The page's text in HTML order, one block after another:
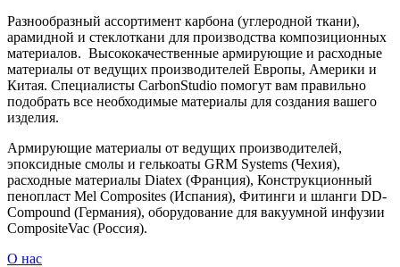
Разнообразный ассортимент карбона (углеродной ткани),
арамидной и стеклоткани для производства композиционных
материалов. Высококачественные армирующие и расходные
материалы от ведущих производителей Европы, Америки и
Китая. Специалисты CarbonStudio помогут вам правильно
подобрать все необходимые материалы для создания вашего
изделия.
Армирующие материалы от ведущих производителей,
эпоксидные смолы и гелькоаты GRM Systems (Чехия),
расходные материалы Diatex (Франция), Конструкционный
пенопласт Mel Composites (Испания), Фитинги и шланги DD-
Compound (Германия), оборудование для вакуумной инфузии
CompositeVac (Россия).
О нас